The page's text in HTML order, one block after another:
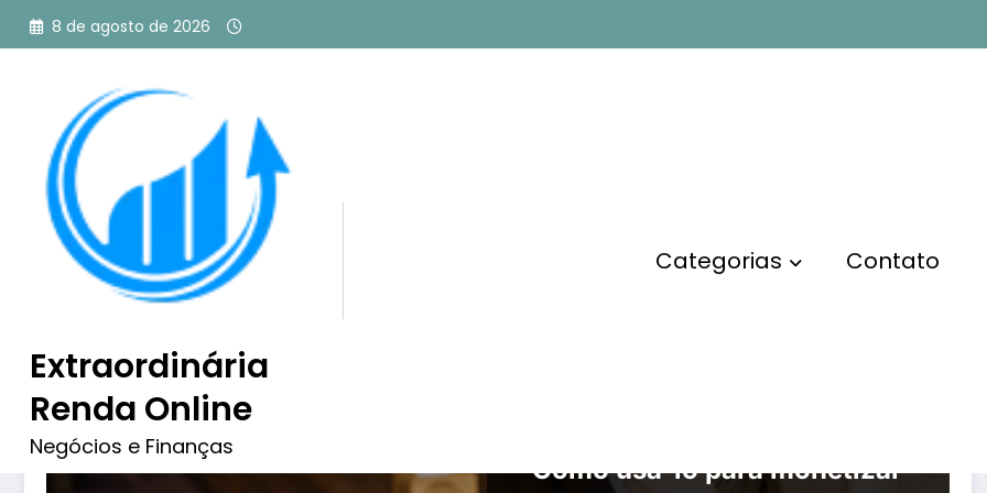
Pular
para
8 de agosto de 2026
Extraordinária
Renda Online
Negócios e Finanças
Categorias Contato
Tag: Paywall o que é
Como usá-lo para monetizar